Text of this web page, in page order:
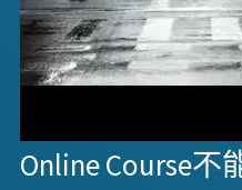
Online Course不